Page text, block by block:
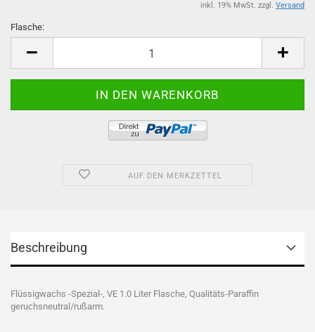
inkl. 19% MwSt. zzgl. Versand
Flasche:
AUF DEN MERKZETTEL
Beschreibung
Flüssigwachs -Spezial-, VE 1.0 Liter Flasche, Qualitäts-Paraffin
geruchsneutral/rußarm.